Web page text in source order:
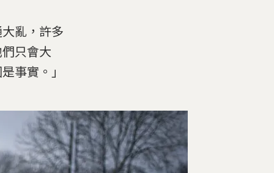
亂，許多
只會大
事實。」